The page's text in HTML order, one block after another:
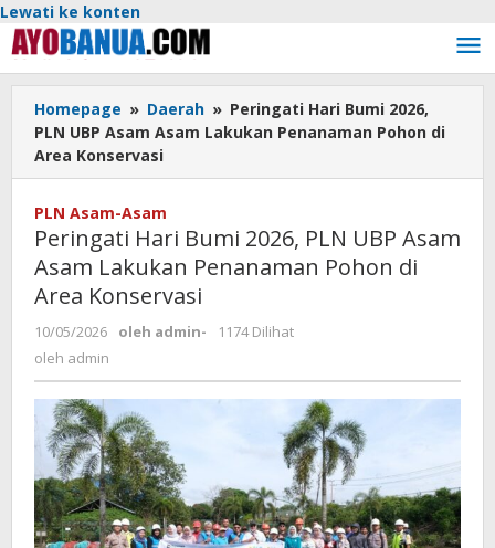
Lewati ke konten
Homepage » Daerah » Peringati Hari Bumi 2026,
PLN UBP Asam Asam Lakukan Penanaman Pohon di
Area Konservasi
PLN Asam-Asam
Peringati Hari Bumi 2026, PLN UBP Asam
Asam Lakukan Penanaman Pohon di
Area Konservasi
10/05/2026 oleh admin-
1174 Dilihat
oleh admin